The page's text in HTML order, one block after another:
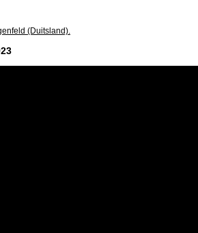
(Duitsland).